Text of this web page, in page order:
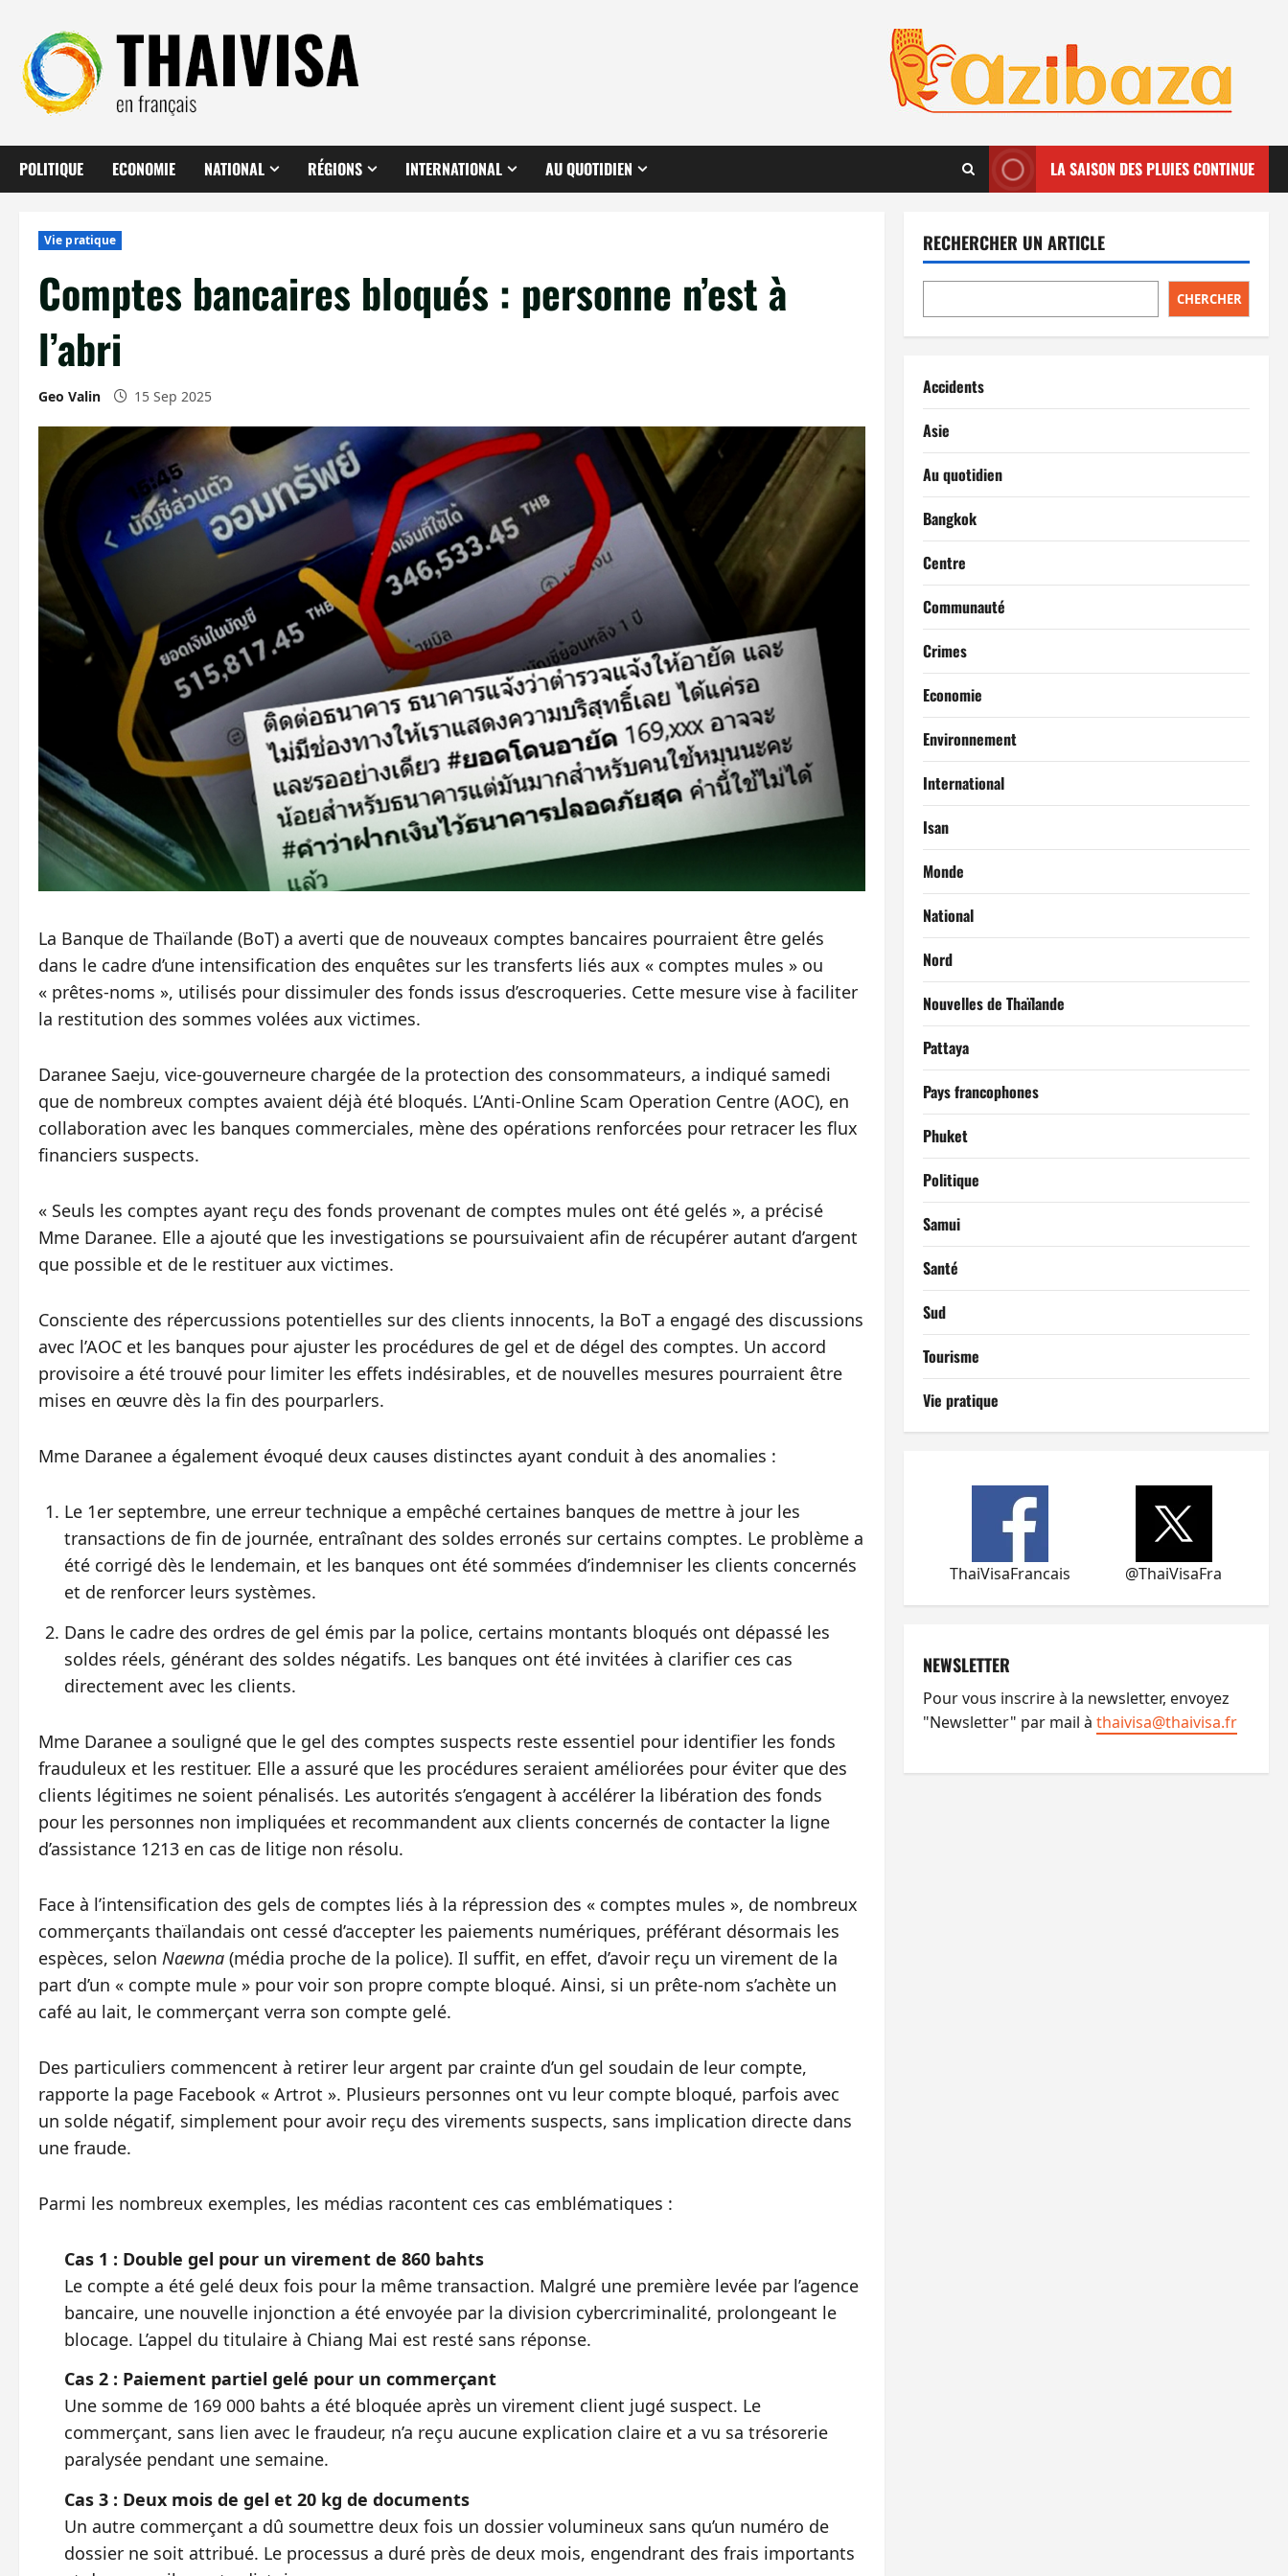
contenu
POLITIQUE ECONOMIE NATIONAL RÉGIONS INTERNATIONAL AU QUOTIDIEN LA SAISON DES PLUIES CONTINUE
Vie pratique
Comptes bancaires bloqués : personne n’est à
l’abri
Geo Valin 15 Sep 2025
La Banque de Thaïlande (BoT) a averti que de nouveaux comptes bancaires pourraient être gelés
dans le cadre d’une intensification des enquêtes sur les transferts liés aux « comptes mules » ou
« prêtes-noms », utilisés pour dissimuler des fonds issus d’escroqueries. Cette mesure vise à faciliter
la restitution des sommes volées aux victimes.
Daranee Saeju, vice-gouverneure chargée de la protection des consommateurs, a indiqué samedi
que de nombreux comptes avaient déjà été bloqués. L’Anti-Online Scam Operation Centre (AOC), en
collaboration avec les banques commerciales, mène des opérations renforcées pour retracer les flux
financiers suspects.
« Seuls les comptes ayant reçu des fonds provenant de comptes mules ont été gelés », a précisé
Mme Daranee. Elle a ajouté que les investigations se poursuivaient afin de récupérer autant d’argent
que possible et de le restituer aux victimes.
Consciente des répercussions potentielles sur des clients innocents, la BoT a engagé des discussions
avec l’AOC et les banques pour ajuster les procédures de gel et de dégel des comptes. Un accord
provisoire a été trouvé pour limiter les effets indésirables, et de nouvelles mesures pourraient être
mises en œuvre dès la fin des pourparlers.
Mme Daranee a également évoqué deux causes distinctes ayant conduit à des anomalies :
Le 1er septembre, une erreur technique a empêché certaines banques de mettre à jour les
transactions de fin de journée, entraînant des soldes erronés sur certains comptes. Le problème a
été corrigé dès le lendemain, et les banques ont été sommées d’indemniser les clients concernés
et de renforcer leurs systèmes.
Dans le cadre des ordres de gel émis par la police, certains montants bloqués ont dépassé les
soldes réels, générant des soldes négatifs. Les banques ont été invitées à clarifier ces cas
directement avec les clients.
Mme Daranee a souligné que le gel des comptes suspects reste essentiel pour identifier les fonds
frauduleux et les restituer. Elle a assuré que les procédures seraient améliorées pour éviter que des
clients légitimes ne soient pénalisés. Les autorités s’engagent à accélérer la libération des fonds
pour les personnes non impliquées et recommandent aux clients concernés de contacter la ligne
d’assistance 1213 en cas de litige non résolu.
Face à l’intensification des gels de comptes liés à la répression des « comptes mules », de nombreux
commerçants thaïlandais ont cessé d’accepter les paiements numériques, préférant désormais les
espèces, selon Naewna (média proche de la police). Il suffit, en effet, d’avoir reçu un virement de la
part d’un « compte mule » pour voir son propre compte bloqué. Ainsi, si un prête-nom s’achète un
café au lait, le commerçant verra son compte gelé.
Des particuliers commencent à retirer leur argent par crainte d’un gel soudain de leur compte,
rapporte la page Facebook « Artrot ». Plusieurs personnes ont vu leur compte bloqué, parfois avec
un solde négatif, simplement pour avoir reçu des virements suspects, sans implication directe dans
une fraude.
Parmi les nombreux exemples, les médias racontent ces cas emblématiques :
Cas 1 : Double gel pour un virement de 860 bahts
Le compte a été gelé deux fois pour la même transaction. Malgré une première levée par l’agence
bancaire, une nouvelle injonction a été envoyée par la division cybercriminalité, prolongeant le
blocage. L’appel du titulaire à Chiang Mai est resté sans réponse.
Cas 2 : Paiement partiel gelé pour un commerçant
Une somme de 169 000 bahts a été bloquée après un virement client jugé suspect. Le
commerçant, sans lien avec le fraudeur, n’a reçu aucune explication claire et a vu sa trésorerie
paralysée pendant une semaine.
Cas 3 : Deux mois de gel et 20 kg de documents
Un autre commerçant a dû soumettre deux fois un dossier volumineux sans qu’un numéro de
dossier ne soit attribué. Le processus a duré près de deux mois, engendrant des frais importants
RECHERCHER UN ARTICLE
CHERCHER
Accidents
Asie
Au quotidien
Bangkok
Centre
Communauté
Crimes
Economie
Environnement
International
Isan
Monde
National
Nord
Nouvelles de Thaïlande
Pattaya
Pays francophones
Phuket
Politique
Samui
Santé
Sud
Tourisme
Vie pratique
ThaiVisaFrancais @ThaiVisaFra
NEWSLETTER
Pour vous inscrire à la newsletter, envoyez
"Newsletter" par mail à thaivisa@thaivisa.fr